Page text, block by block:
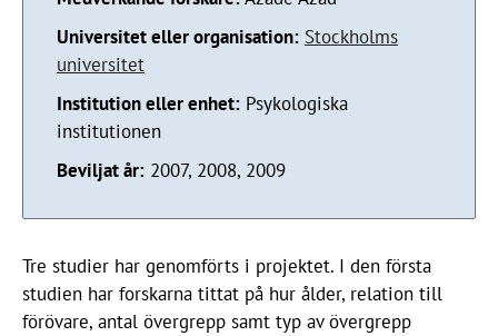
Universitet eller organisation: Stockholms
universitet
Institution eller enhet: Psykologiska
institutionen
Beviljat år: 2007, 2008, 2009
Tre studier har genomförts i projektet. I den första
studien har forskarna tittat på hur ålder, relation till
förövare, antal övergrepp samt typ av övergrepp